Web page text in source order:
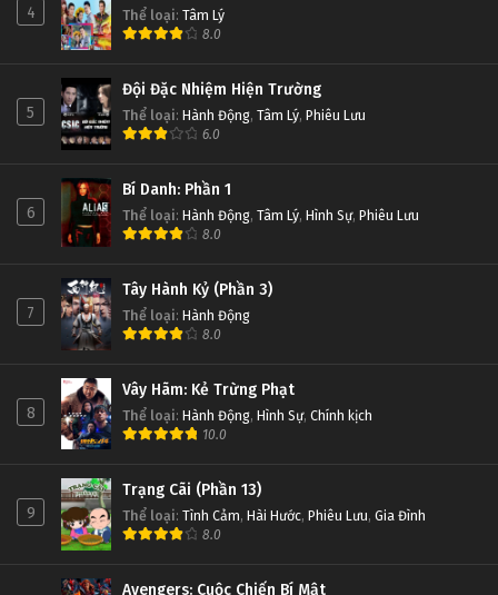
4 Thể loại: Tâm Lý
8.0
5
Đội Đặc Nhiệm Hiện Trường
Thể loại: Hành Động, Tâm Lý, Phiêu Lưu
6.0
6
Bí Danh: Phần 1
Thể loại: Hành Động, Tâm Lý, Hình Sự, Phiêu Lưu
8.0
7
Tây Hành Kỷ (Phần 3)
Thể loại: Hành Động
8.0
8
Vây Hãm: Kẻ Trừng Phạt
Thể loại: Hành Động, Hình Sự, Chính kịch
10.0
9
Trạng Cãi (Phần 13)
Thể loại: Tình Cảm, Hài Hước, Phiêu Lưu, Gia Đình
8.0
Avengers: Cuộc Chiến Bí Mật